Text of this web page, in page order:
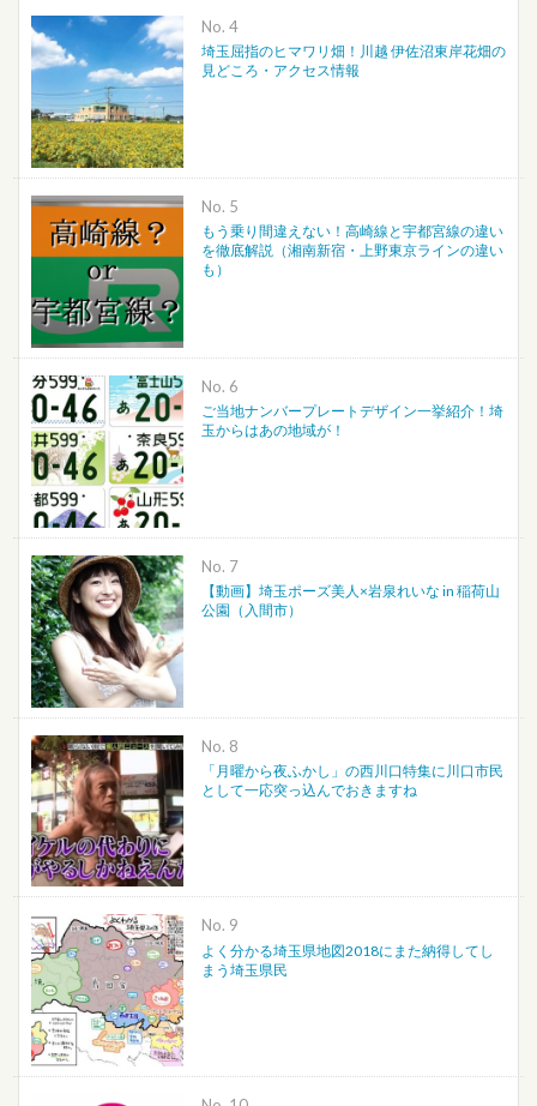
No.
埼玉屈指のヒマワリ畑！川越 伊佐沼東岸花畑の
見どころ・アクセス情報
No.
もう乗り間違えない！高崎線と宇都宮線の違い
を徹底解説（湘南新宿・上野東京ラインの違い
も）
No.
ご当地ナンバープレートデザイン一挙紹介！埼
玉からはあの地域が！
No.
【動画】埼玉ポーズ美人×岩泉れいな in 稲荷山
公園（入間市）
No.
「月曜から夜ふかし」の西川口特集に川口市民
として一応突っ込んでおきますね
No.
よく分かる埼玉県地図2018にまた納得してし
まう埼玉県民